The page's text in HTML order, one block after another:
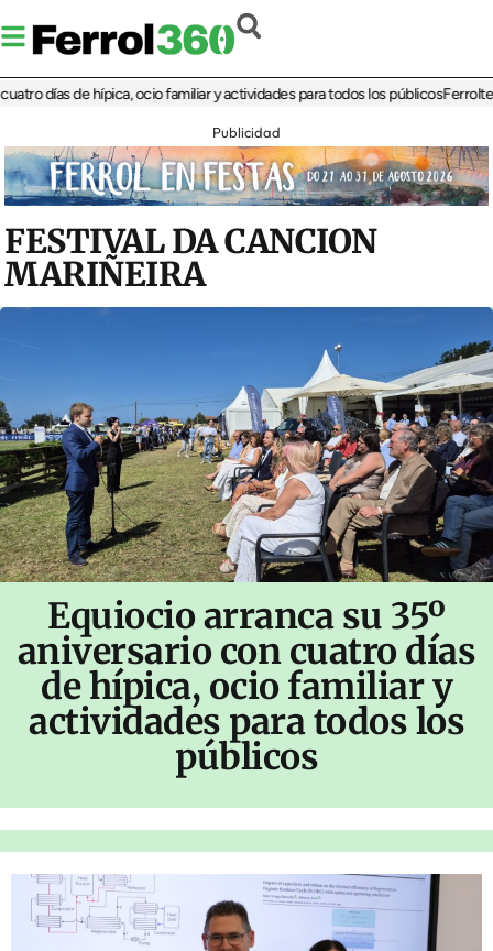
días de hípica, ocio familiar y actividades para todos los públicosFerrolterra
Publicidad
FESTIVAL DA CANCION
MARIÑEIRA
Equiocio arranca su 35º
aniversario con cuatro días
de hípica, ocio familiar y
actividades para todos los
públicos